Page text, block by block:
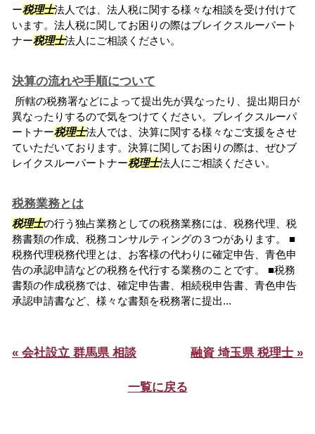
ー税理士法人では、法人税に関する様々な相談を受け付けて
います。法人税に関してお困りの際はブレイクスルーパート
ナー税理士法人にご相談ください。
決算の流れや手順について
所轄の税務署などによって提出先が異なったり、提出期日が
異なったりするので気をつけてください。ブレイクスルーパ
ートナー税理士法人では、決算に関する様々なご支援をさせ
ていただいております。決算に関してお困りの際は、ぜひブ
レイクスルーパートナー税理士法人にご相談ください。
税務業務とは
税理士の行う独占業務としての税務業務には、税務代理、税
務書類の作成、税務コンサルティングの３つがあります。 ■
税務代理税務代理とは、お客様の代わりに確定申告、青色申
告の承認申請などの税務を代行する業務のことです。 ■税務
書類の作成税務では、確定申告書、相続税申告書、青色申告
承認申請書など、様々な書類を税務署に提出...
« 会社設立 群馬県 相談 融資 埼玉県 税理士 »
一覧に戻る